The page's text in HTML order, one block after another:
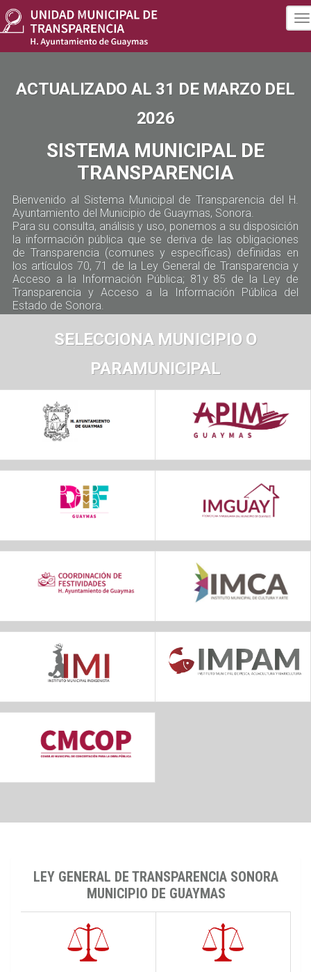
ACTUALIZADO AL 31 DE MARZO DEL
2026
SISTEMA MUNICIPAL DE
TRANSPARENCIA
Bienvenido al Sistema Municipal de Transparencia del H.
Ayuntamiento del Municipio de Guaymas, Sonora.
Para su consulta, análisis y uso, ponemos a su disposición
la información pública que se deriva de las obligaciones
de Transparencia (comunes y específicas) definidas en
los artículos 70, 71 de la Ley General de Transparencia y
Acceso a la Información Pública; 81y 85 de la Ley de
Transparencia y Acceso a la Información Pública del
Estado de Sonora.
SELECCIONA MUNICIPIO O
PARAMUNICIPAL
LEY GENERAL DE TRANSPARENCIA SONORA
MUNICIPIO DE GUAYMAS